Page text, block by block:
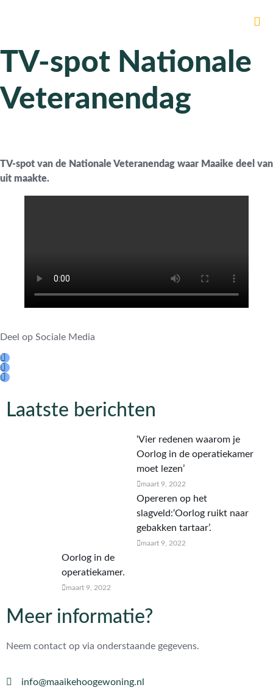
TV-spot Nationale
Veteranendag
TV-spot van de Nationale Veteranendag waar Maaike deel van
uit maakte.
Deel op Sociale Media
Laatste berichten
‘Vier redenen waarom je
Oorlog in de operatiekamer
moet lezen’
maart 9, 2022
Opereren op het
slagveld:‘Oorlog ruikt naar
gebakken tartaar’.
maart 9, 2022
Oorlog in de
operatiekamer.
maart 9, 2022
Meer informatie?
Neem contact op via onderstaande gegevens.
info@maaikehoogewoning.nl